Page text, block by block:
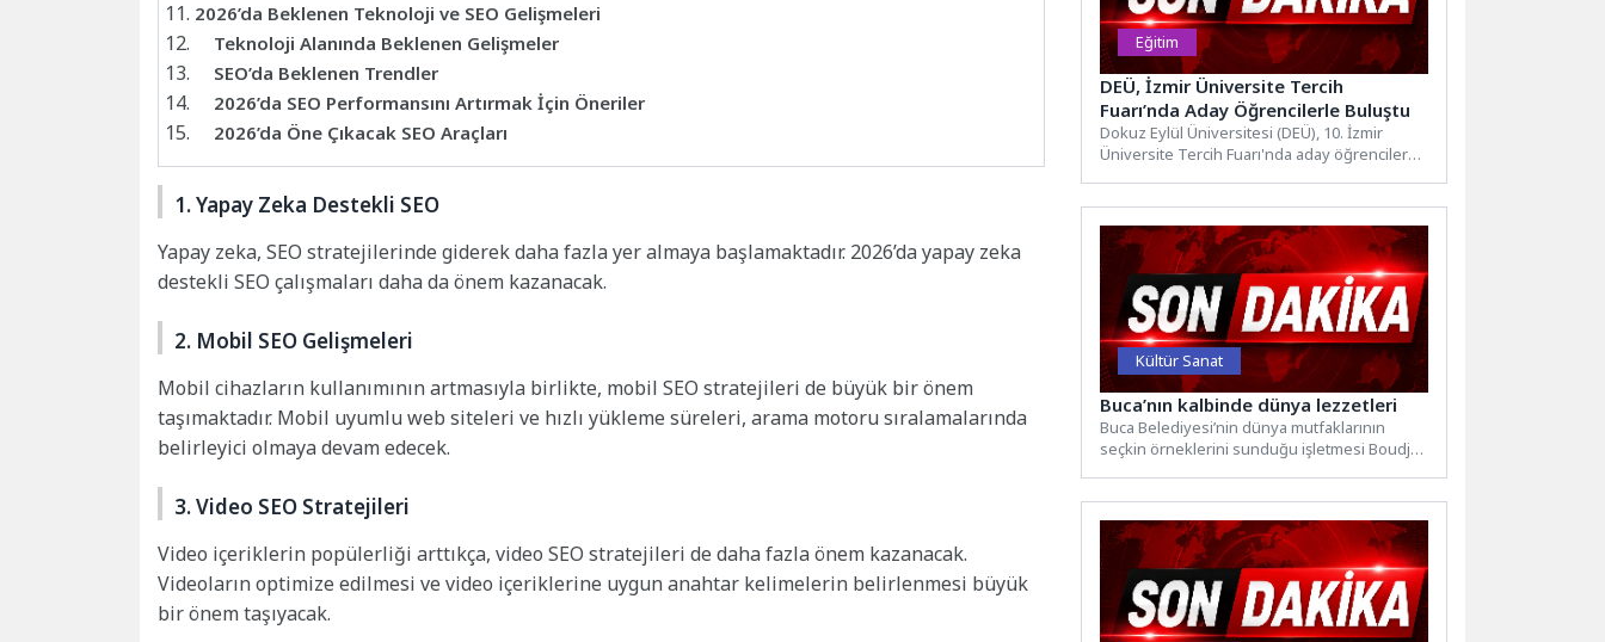
2026’da Beklenen Teknoloji ve SEO Gelişmeleri
Teknoloji Alanında Beklenen Gelişmeler
SEO’da Beklenen Trendler
2026’da SEO Performansını Artırmak İçin Öneriler
2026’da Öne Çıkacak SEO Araçları
1. Yapay Zeka Destekli SEO
Yapay zeka, SEO stratejilerinde giderek daha fazla yer almaya başlamaktadır. 2026’da yapay zeka
destekli SEO çalışmaları daha da önem kazanacak.
2. Mobil SEO Gelişmeleri
Mobil cihazların kullanımının artmasıyla birlikte, mobil SEO stratejileri de büyük bir önem
taşımaktadır. Mobil uyumlu web siteleri ve hızlı yükleme süreleri, arama motoru sıralamalarında
belirleyici olmaya devam edecek.
3. Video SEO Stratejileri
Video içeriklerin popülerliği arttıkça, video SEO stratejileri de daha fazla önem kazanacak.
Videoların optimize edilmesi ve video içeriklerine uygun anahtar kelimelerin belirlenmesi büyük
bir önem taşıyacak.
Eğitim
DEÜ, İzmir Üniversite Tercih
Fuarı’nda Aday Öğrencilerle Buluştu
Dokuz Eylül Üniversitesi (DEÜ), 10. İzmir
Üniversite Tercih Fuarı'nda aday öğrenciler
Kültür Sanat
Buca’nın kalbinde dünya lezzetleri
Buca Belediyesi’nin dünya mutfaklarının
seçkin örneklerini sunduğu işletmesi Boudja